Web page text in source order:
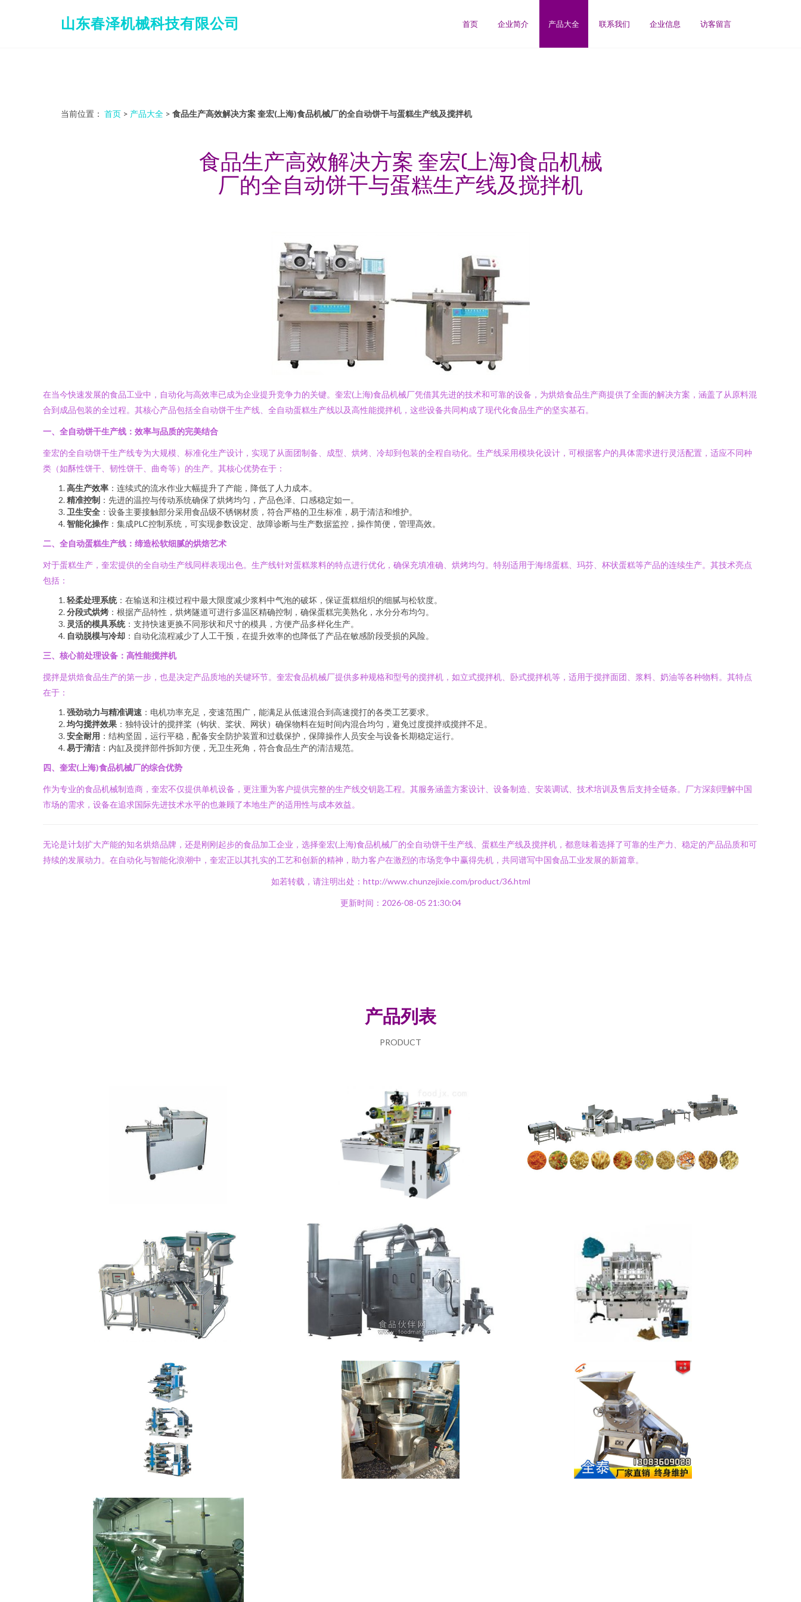
山东春泽机械科技有限公司 首页 企业简介 产品大全 联系我们 企业信息 访客留言
当前位置： 首页 > 产品大全 > 食品生产高效解决方案 奎宏(上海)食品机械厂的全自动饼干与蛋糕生产线及搅拌机
食品生产高效解决方案 奎宏(上海)食品机械
厂的全自动饼干与蛋糕生产线及搅拌机
在当今快速发展的食品工业中，自动化与高效率已成为企业提升竞争力的关键。奎宏(上海)食品机械厂凭借其先进的技术和可靠的设备，为烘焙食品生产商提供了全面的解决方案，涵盖了从原料混
合到成品包装的全过程。其核心产品包括全自动饼干生产线、全自动蛋糕生产线以及高性能搅拌机，这些设备共同构成了现代化食品生产的坚实基石。
一、全自动饼干生产线：效率与品质的完美结合
奎宏的全自动饼干生产线专为大规模、标准化生产设计，实现了从面团制备、成型、烘烤、冷却到包装的全程自动化。生产线采用模块化设计，可根据客户的具体需求进行灵活配置，适应不同种
类（如酥性饼干、韧性饼干、曲奇等）的生产。其核心优势在于：
高生产效率 ：连续式的流水作业大幅提升了产能，降低了人力成本。
精准控制 ：先进的温控与传动系统确保了烘烤均匀，产品色泽、口感稳定如一。
卫生安全 ：设备主要接触部分采用食品级不锈钢材质，符合严格的卫生标准，易于清洁和维护。
智能化操作 ：集成PLC控制系统，可实现参数设定、故障诊断与生产数据监控，操作简便，管理高效。
二、全自动蛋糕生产线：缔造松软细腻的烘焙艺术
对于蛋糕生产，奎宏提供的全自动生产线同样表现出色。生产线针对蛋糕浆料的特点进行优化，确保充填准确、烘烤均匀。特别适用于海绵蛋糕、玛芬、杯状蛋糕等产品的连续生产。其技术亮点
包括：
轻柔处理系统：在输送和注模过程中最大限度减少浆料中气泡的破坏，保证蛋糕组织的细腻与松软度。
分段式烘烤 ：根据产品特性，烘烤隧道可进行多温区精确控制，确保蛋糕完美熟化，水分分布均匀。
灵活的模具系统：支持快速更换不同形状和尺寸的模具，方便产品多样化生产。
自动脱模与冷却 ：自动化流程减少了人工干预，在提升效率的也降低了产品在敏感阶段受损的风险。
三、核心前处理设备：高性能搅拌机
搅拌是烘焙食品生产的第一步，也是决定产品质地的关键环节。奎宏食品机械厂提供多种规格和型号的搅拌机，如立式搅拌机、卧式搅拌机等，适用于搅拌面团、浆料、奶油等各种物料。其特点
在于：
强劲动力与精准调速 ：电机功率充足，变速范围广，能满足从低速混合到高速搅打的各类工艺要求。
均匀搅拌效果 ：独特设计的搅拌桨（钩状、桨状、网状）确保物料在短时间内混合均匀，避免过度搅拌或搅拌不足。
安全耐用 ：结构坚固，运行平稳，配备安全防护装置和过载保护，保障操作人员安全与设备长期稳定运行。
易于清洁 ：内缸及搅拌部件拆卸方便，无卫生死角，符合食品生产的清洁规范。
四、奎宏(上海)食品机械厂的综合优势
作为专业的食品机械制造商，奎宏不仅提供单机设备，更注重为客户提供完整的生产线交钥匙工程。其服务涵盖方案设计、设备制造、安装调试、技术培训及售后支持全链条。厂方深刻理解中国
市场的需求，设备在追求国际先进技术水平的也兼顾了本地生产的适用性与成本效益。
无论是计划扩大产能的知名烘焙品牌，还是刚刚起步的食品加工企业，选择奎宏(上海)食品机械厂的全自动饼干生产线、蛋糕生产线及搅拌机，都意味着选择了可靠的生产力、稳定的产品品质和可
持续的发展动力。在自动化与智能化浪潮中，奎宏正以其扎实的工艺和创新的精神，助力客户在激烈的市场竞争中赢得先机，共同谱写中国食品工业发展的新篇章。
如若转载，请注明出处：http://www.chunzejixie.com/product/36.html
更新时间：2026-08-05 21:30:04
产品列表
PRODUCT